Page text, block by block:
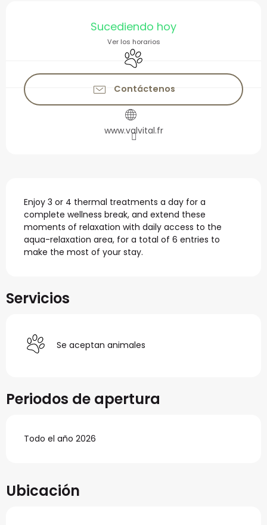
Horarios y datos de
Sucediendo hoy
Ver los horarios
Se aceptan animales
Contáctenos
www.valvital.fr
Descripción
Enjoy 3 or 4 thermal treatments a day for a
complete wellness break, and extend these
moments of relaxation with daily access to the
aqua-relaxation area, for a total of 6 entries to
make the most of your stay.
Servicios
Se aceptan animales
Periodos de apertura
Todo el año 2026
Ubicación